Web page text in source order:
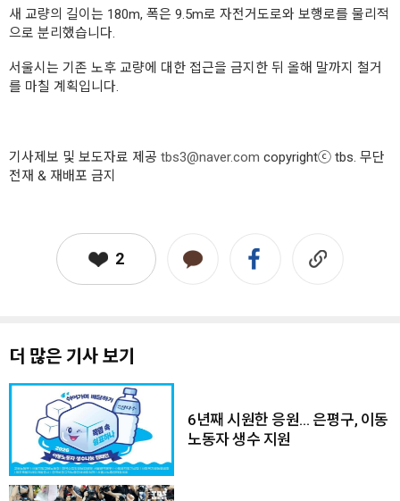
새 교량의 길이는 180m, 폭은 9.5m로 자전거도로와 보행로를 물리적
으로 분리했습니다.
서울시는 기존 노후 교량에 대한 접근을 금지한 뒤 올해 말까지 철거
를 마칠 계획입니다.
기사제보 및 보도자료 제공 tbs3@naver.com copyrightⓒ tbs. 무단
전재 & 재배포 금지
2
더 많은 기사 보기
6년째 시원한 응원… 은평구, 이동
노동자 생수 지원